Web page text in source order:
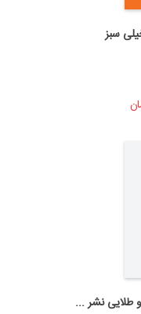
سبز
طلایی نشر ...